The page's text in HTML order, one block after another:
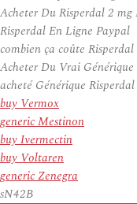
Acheter Du Risperdal 2
Risperdal En Ligne Paypal
combien ça coûte
Acheter Du Vrai Générique
acheté Générique
buy Vermox
generic Mestinon
buy Ivermectin
buy Voltaren
generic Zenegra
sN42B